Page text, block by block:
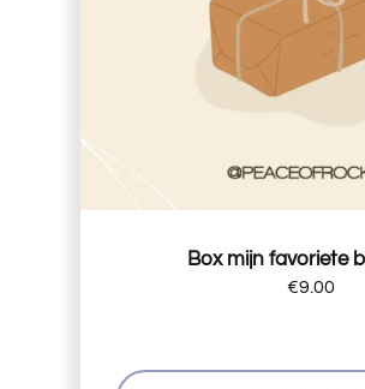
Box mijn favoriete
€9.00